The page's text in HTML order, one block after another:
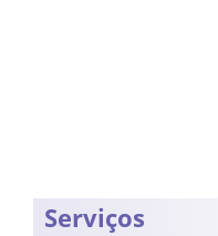
Serviços